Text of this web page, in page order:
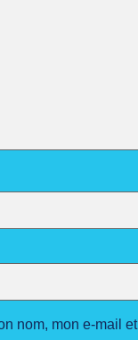
nom, mon e-mail